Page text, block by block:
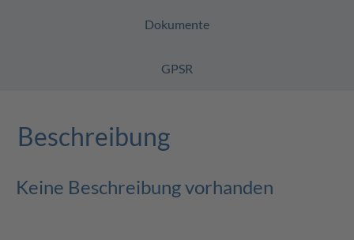
Dokumente
GPSR
Beschreibung
Keine Beschreibung vorhanden